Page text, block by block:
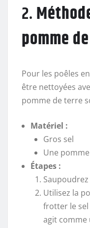
2.
pomme
Pour les poêles
être nettoyées
pomme de terre
Matériel :
Gros sel
Une
Étapes :
Utilisez la
frotter le sel
agit comme